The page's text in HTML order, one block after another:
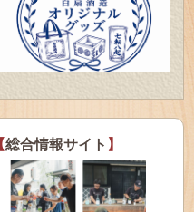
総合情報サイト 】